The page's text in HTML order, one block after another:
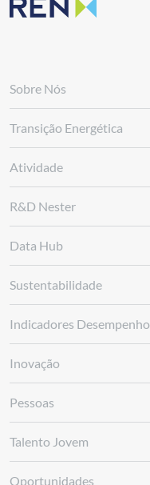
Sobre Nós
Transição Energética
Atividade
R&D Nester
Data Hub
Sustentabilidade
Indicadores Desempenho
Inovação
Pessoas
Talento Jovem
Oportunidades